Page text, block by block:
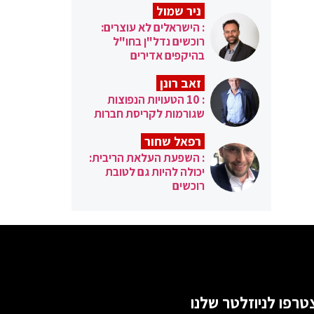
ניר שמול
: הישראלים לא עוצרים:
רוכשים נדל"ן בחו"ל
בהיקפים אדירים
זאב רונן
: 10 הטעויות הנפוצות
שגורמות לקריסת חברות
רפאל שחור
: השפעת העלאת הריבית:
יכולה להיות גם לטובת
רוכשים
לניוזלטר שלנו